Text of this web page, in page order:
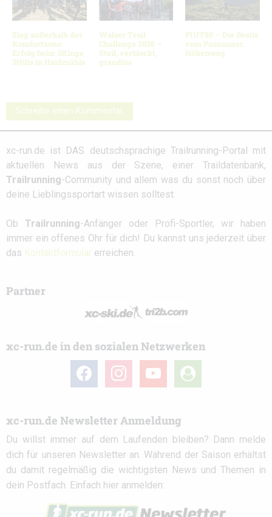
Sieg außerhalb der
Komfortzone:
Erfolg beim 3Kings
3Hills in Haidmühle
Walser Trail
Challenge 2026 –
Steil, verblockt,
grandios
PIUT85 – Die Bestie
vom Paznauner
Höhenweg
Schreibe einen Kommentar
xc-run.de ist DAS deutschsprachige Trailrunning-Portal mit
aktuellen News aus der Szene, einer Traildatenbank,
Trailrunning-Community und allem was du sonst noch über
deine Lieblingssportart wissen solltest.
Ob Trailrunning-Anfänger oder Profi-Sportler, wir haben
immer ein offenes Ohr für dich! Du kannst uns jederzeit über
das Kontaktformular erreichen.
Partner
xc-run.de in den sozialen Netzwerken
facebook instagramyoutube
user-
circle
xc-run.de Newsletter Anmeldung
Du willst immer auf dem Laufenden bleiben? Dann melde
dich für unseren Newsletter an. Während der Saison erhältst
du damit regelmäßig die wichtigsten News und Themen in
dein Postfach. Einfach hier anmelden: